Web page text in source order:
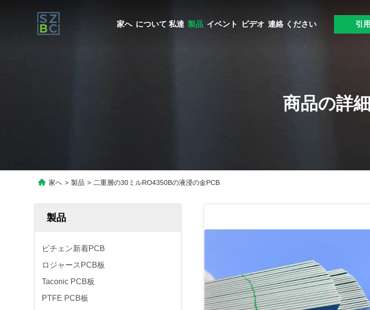
家へ について 私達 製品 イベント ビデオ 連絡 ください 引用
商品の詳細
家へ > 製品 > 二重層の30ミルRO4350Bの液浸の金PCB
製品
ビチェン新着PCB
ロジャースPCB板
Taconic PCB板
PTFE PCB板